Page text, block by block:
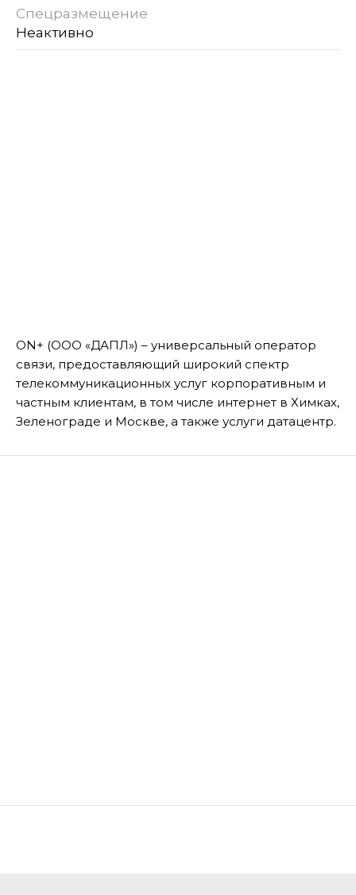
Спецразмещение
Неактивно
ON+ (ООО «ДАПЛ») – универсальный оператор
связи, предоставляющий широкий спектр
телекоммуникационных услуг корпоративным и
частным клиентам, в том числе интернет в Химках,
Зеленограде и Москве, а также услуги датацентр.